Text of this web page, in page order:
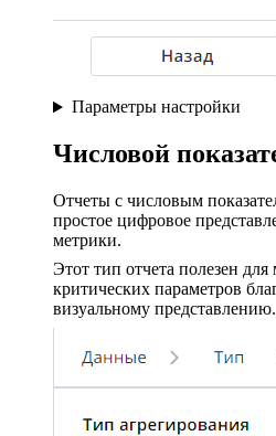
Параметры настройки
Числовой
Отчеты с числовым
простое цифровое
метрики.
Этот тип отчета полезен
критических параметров
визуальному представлению.